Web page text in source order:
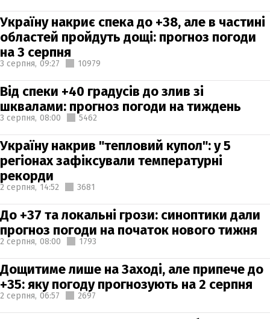
Україну накриє спека до +38, але в частині
областей пройдуть дощі: прогноз погоди
на 3 серпня
3 серпня, 09:27 10979
Від спеки +40 градусів до злив зі
шквалами: прогноз погоди на тиждень
3 серпня, 08:00 5462
Україну накрив "тепловий купол": у 5
регіонах зафіксували температурні
рекорди
2 серпня, 14:52 3681
До +37 та локальні грози: синоптики дали
прогноз погоди на початок нового тижня
2 серпня, 08:00 1793
Дощитиме лише на Заході, але припече до
+35: яку погоду прогнозують на 2 серпня
2 серпня, 06:57 2697